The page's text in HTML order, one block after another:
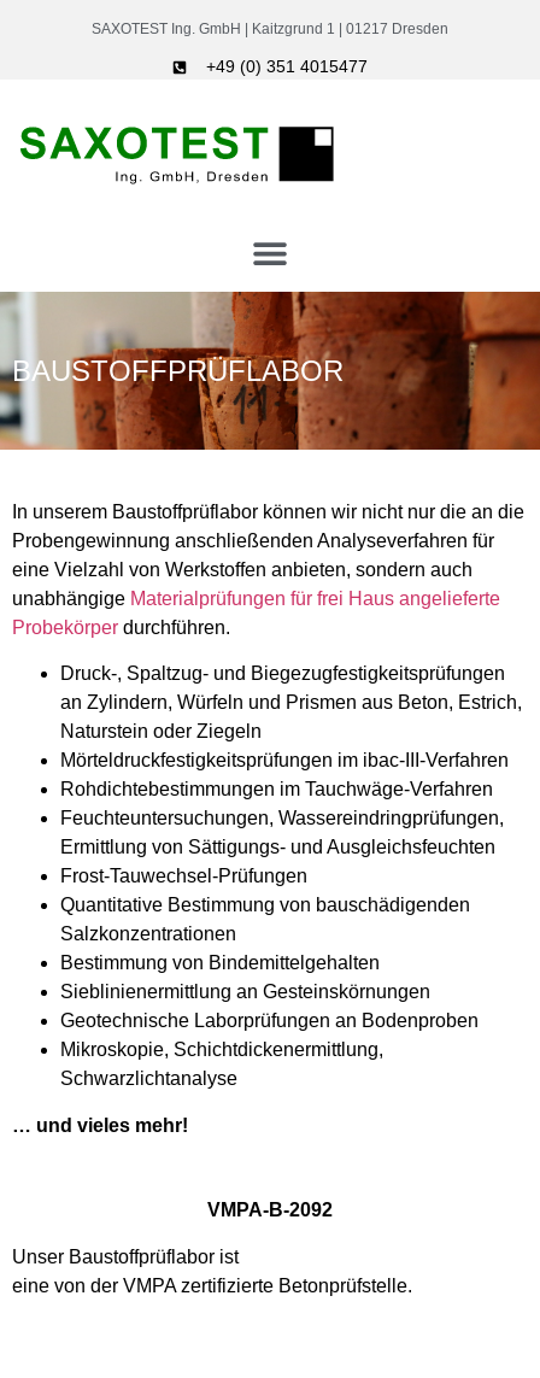
SAXOTEST Ing. GmbH | Kaitzgrund 1 | 01217 Dresden
+49 (0) 351 4015477
BAUSTOFFPRÜFLABOR
In unserem Baustoffprüflabor können wir nicht nur die an die
Probengewinnung anschließenden Analyseverfahren für
eine Vielzahl von Werkstoffen anbieten, sondern auch
unabhängige Materialprüfungen für frei Haus angelieferte
Probekörper durchführen.
Druck-, Spaltzug- und Biegezugfestigkeitsprüfungen
an Zylindern, Würfeln und Prismen aus Beton, Estrich,
Naturstein oder Ziegeln
Mörteldruckfestigkeitsprüfungen im ibac-III-Verfahren
Rohdichtebestimmungen im Tauchwäge-Verfahren
Feuchteuntersuchungen, Wassereindringprüfungen,
Ermittlung von Sättigungs- und Ausgleichsfeuchten
Frost-Tauwechsel-Prüfungen
Quantitative Bestimmung von bauschädigenden
Salzkonzentrationen
Bestimmung von Bindemittelgehalten
Sieblinienermittlung an Gesteinskörnungen
Geotechnische Laborprüfungen an Bodenproben
Mikroskopie, Schichtdickenermittlung,
Schwarzlichtanalyse
… und vieles mehr!
VMPA-B-2092
Unser Baustoffprüflabor ist
eine von der VMPA zertifizierte Betonprüfstelle.